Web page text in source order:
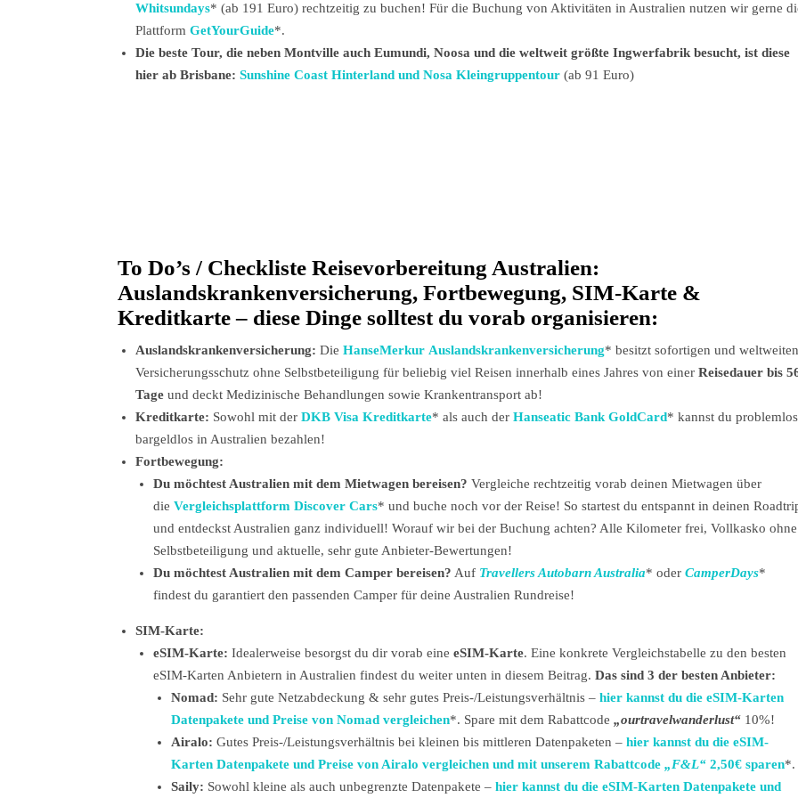
Whitsundays* (ab 191 Euro) rechtzeitig zu buchen! Für die Buchung von Aktivitäten in Australien nutzen wir gerne
Plattform GetYourGuide*.
Die beste Tour, die neben Montville auch Eumundi, Noosa und die weltweit größte Ingwerfabrik besucht, ist diese
hier ab Brisbane: Sunshine Coast Hinterland und Nosa Kleingruppentour (ab 91 Euro)
To Do’s / Checkliste Reisevorbereitung Australien:
Auslandskrankenversicherung, Fortbewegung, SIM-Karte &
Kreditkarte – diese Dinge solltest du vorab organisieren:
Auslandskrankenversicherung: Die HanseMerkur Auslandskrankenversicherung* besitzt sofortigen und weltweiten
Versicherungsschutz ohne Selbstbeteiligung für beliebig viel Reisen innerhalb eines Jahres von einer Reisedauer bis
Tage und deckt Medizinische Behandlungen sowie Krankentransport ab!
Kreditkarte: Sowohl mit der DKB Visa Kreditkarte* als auch der Hanseatic Bank GoldCard* kannst du problemlos
bargeldlos in Australien bezahlen!
Fortbewegung:
Du möchtest Australien mit dem Mietwagen bereisen? Vergleiche rechtzeitig vorab deinen Mietwagen über
die Vergleichsplattform Discover Cars* und buche noch vor der Reise! So startest du entspannt in deinen
und entdeckst Australien ganz individuell! Worauf wir bei der Buchung achten? Alle Kilometer frei, Vollkasko ohne
Selbstbeteiligung und aktuelle, sehr gute Anbieter-Bewertungen!
Du möchtest Australien mit dem Camper bereisen? Auf Travellers Autobarn Australia* oder CamperDays*
findest du garantiert den passenden Camper für deine Australien Rundreise!
SIM-Karte:
eSIM-Karte: Idealerweise besorgst du dir vorab eine eSIM-Karte. Eine konkrete Vergleichstabelle zu den besten
eSIM-Karten Anbietern in Australien findest du weiter unten in diesem Beitrag. Das sind 3 der besten Anbieter:
Nomad: Sehr gute Netzabdeckung & sehr gutes Preis-/Leistungsverhältnis – hier kannst du die eSIM-Karten
Datenpakete und Preise von Nomad vergleichen*. Spare mit dem Rabattcode „ourtravelwanderlust“ 10%!
Airalo: Gutes Preis-/Leistungsverhältnis bei kleinen bis mittleren Datenpaketen – hier kannst du die eSIM-
Karten Datenpakete und Preise von Airalo vergleichen und mit unserem Rabattcode „F&L“ 2,50€ sparen*.
Saily: Sowohl kleine als auch unbegrenzte Datenpakete – hier kannst du die eSIM-Karten Datenpakete und